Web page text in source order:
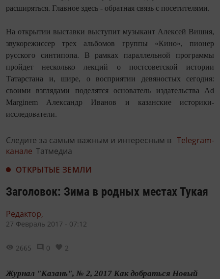
расширяться. Главное здесь - обратная связь с посетителями.
На открытии выставки выступит музыкант Алексей Вишня,
звукорежиссер трех альбомов группы «Кино», пионер
русского синтипопа. В рамках параллельной программы
пройдет несколько лекций о постсоветской истории
Татарстана и, шире, о восприятии девяностых сегодня:
своими взглядами поделятся основатель издательства Ad
Marginem Александр Иванов и казанские историки-
исследователи.
Следите за самым важным и интересным в Telegram-
канале Татмедиа
ОТКРЫТЫЕ ЗЕМЛИ
Заголовок: Зима в родных местах Тукая
Редактор,
27 Февраль 2017 - 07:12
2665 0 2
Журнал "Казань", № 2, 2017 Как добраться Новый